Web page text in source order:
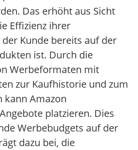
Das erhöht aus Sicht
Effizienz ihrer
der Kunde bereits auf der
ist. Durch die
Werbeformaten mit
zur Kaufhistorie und zum
kann Amazon
platzieren. Dies
Werbebudgets auf der
dazu bei, die